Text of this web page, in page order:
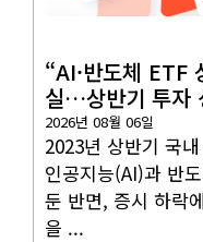
“AI·반도체 ETF
실…상반기 투자
2026년 08월 06일
2023년 상반기 국
인공지능(AI)과 반
둔 반면, 증시 하락
을 ...